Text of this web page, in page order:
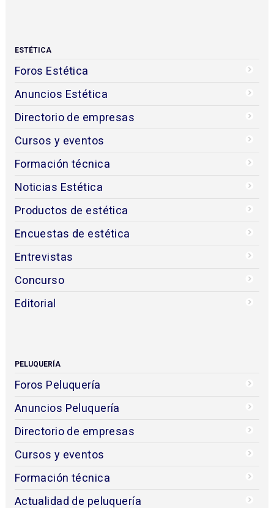
ESTÉTICA
Foros Estética
Anuncios Estética
Directorio de empresas
Cursos y eventos
Formación técnica
Noticias Estética
Productos de estética
Encuestas de estética
Entrevistas
Concurso
Editorial
PELUQUERÍA
Foros Peluquería
Anuncios Peluquería
Directorio de empresas
Cursos y eventos
Formación técnica
Actualidad de peluquería